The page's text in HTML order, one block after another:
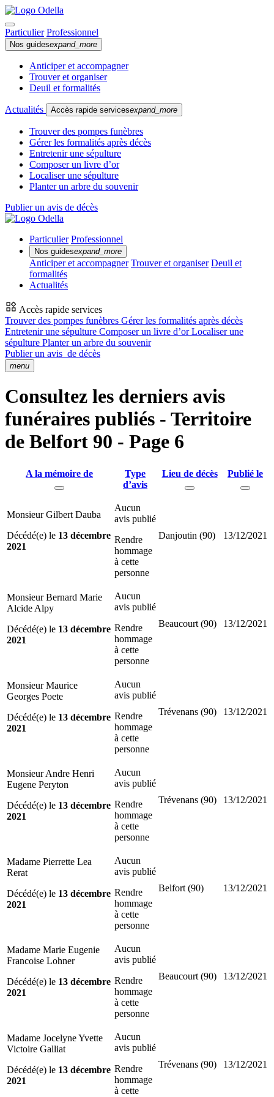
Particulier Professionnel
Nos guidesexpand_more
Anticiper et accompagner
Trouver et organiser
Deuil et formalités
Actualités Accès rapide servicesexpand_more
Trouver des pompes funèbres
Gérer les formalités après décès
Entretenir une sépulture
Composer un livre d’or
Localiser une sépulture
Planter un arbre du souvenir
Publier un avis de décès
Particulier Professionnel
Nos guidesexpand_more
Anticiper et accompagner Trouver et organiser Deuil et
formalités
Actualités
Accès rapide services
Trouver des pompes funèbres Gérer les formalités après décès
Entretenir une sépulture Composer un livre d’orLocaliser une
sépulture Planter un arbre du souvenir
Publier un avis de décès
menu
Consultez les derniers avis
funéraires publiés - Territoire
de Belfort 90 - Page 6
A la mémoire de
Type
d’avis
Lieu de décès Publié le
Monsieur Gilbert Dauba
Décédé(e) le 13 décembre
2021
Aucun
avis publié
Rendre
hommage
à cette
personne
Danjoutin (90) 13/12/2021
Monsieur Bernard Marie
Alcide Alpy
Décédé(e) le 13 décembre
2021
Aucun
avis publié
Rendre
hommage
à cette
personne
Beaucourt (90) 13/12/2021
Monsieur Maurice
Georges Poete
Décédé(e) le 13 décembre
2021
Aucun
avis publié
Rendre
hommage
à cette
personne
Trévenans (90) 13/12/2021
Monsieur Andre Henri
Eugene Peryton
Décédé(e) le 13 décembre
2021
Aucun
avis publié
Rendre
hommage
à cette
personne
Trévenans (90) 13/12/2021
Madame Pierrette Lea
Rerat
Décédé(e) le 13 décembre
2021
Aucun
avis publié
Rendre
hommage
à cette
personne
Belfort (90) 13/12/2021
Madame Marie Eugenie
Francoise Lohner
Décédé(e) le 13 décembre
2021
Aucun
avis publié
Rendre
hommage
à cette
personne
Beaucourt (90) 13/12/2021
Madame Jocelyne Yvette
Victoire Galliat
Décédé(e) le 13 décembre
2021
Aucun
avis publié
Rendre
hommage
à cette
Trévenans (90) 13/12/2021